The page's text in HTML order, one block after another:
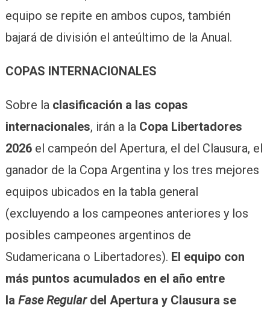
equipo se repite en ambos cupos, también
bajará de división el anteúltimo de la Anual.
COPAS INTERNACIONALES
Sobre la clasificación a las copas
internacionales, irán a la Copa Libertadores
2026el campeón del Apertura, el del Clausura, el
ganador de la Copa Argentina y los tres mejores
equipos ubicados en la tabla general
(excluyendo a los campeones anteriores y los
posibles campeones argentinos de
Sudamericana o Libertadores). El equipo con
más puntos acumulados en el año entre
la Fase Regulardel Apertura y Clausura se